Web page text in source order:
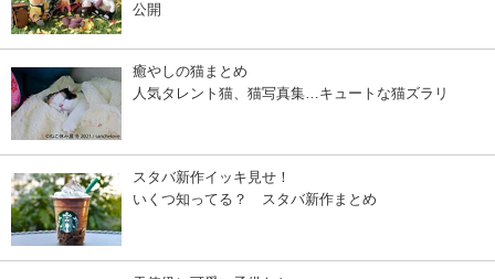
公開
癒やしの猫まとめ
人気タレント猫、猫写真集…キュートな猫ズラリ
スタバ新作イッキ見せ！
いくつ知ってる？ スタバ新作まとめ